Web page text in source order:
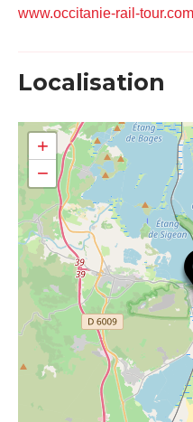
www.occitanie-rail-tour.com
Localisation
+
−